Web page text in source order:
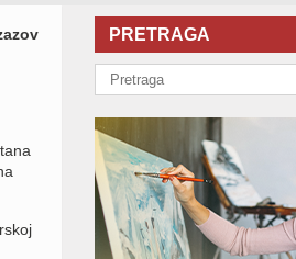
PRETRAGA